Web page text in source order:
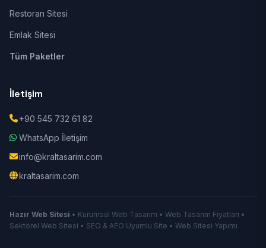
Restoran Sitesi
Emlak Sitesi
Tüm Paketler
İletişim
+90 545 732 61 82
WhatsApp İletişim
info@kraltasarim.com
kraltasarim.com
Hazır Web Sitesi • Kurumsal Web Tasarım • Web Tasarım Fiyatları •
Sektörel Web Sitesi • SEO & AEO Uyumlu Site • Web Sitesi Yapımı